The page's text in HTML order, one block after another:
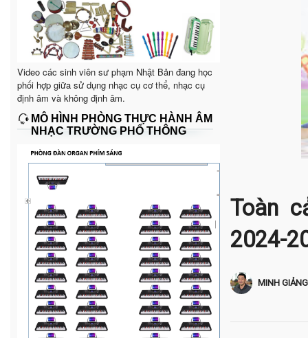
Video các sinh viên sư phạm Nhật Bản đang học
phối hợp giữa sử dụng nhạc cụ cơ thể, nhạc cụ
định âm và không định âm.
MÔ HÌNH PHÒNG THỰC HÀNH ÂM
NHẠC TRƯỜNG PHỔ THÔNG
Toàn
2024-
MINH GIẢNG